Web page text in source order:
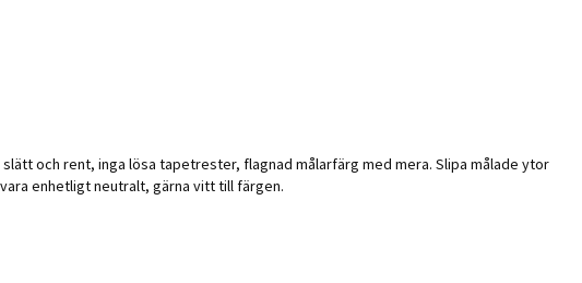
och rent, inga lösa tapetrester, flagnad målarfärg med mera. Slipa målade ytor
enhetligt neutralt, gärna vitt till färgen.